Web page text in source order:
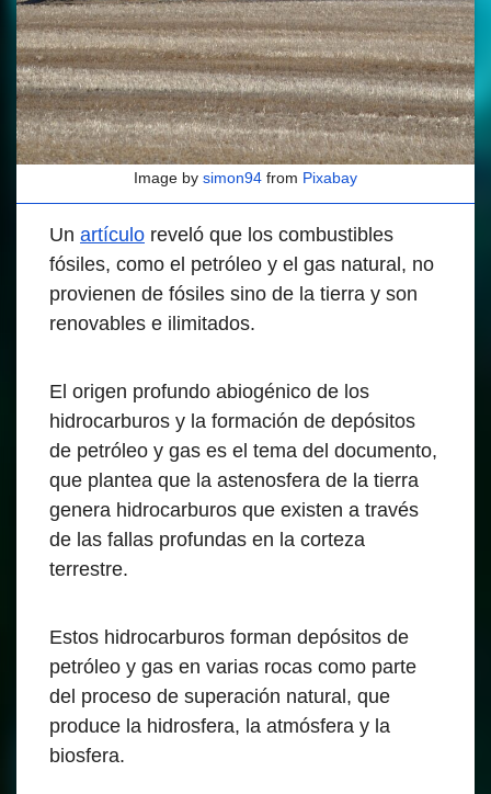
Image by simon94 from Pixabay
Un artículo reveló que los combustibles
fósiles, como el petróleo y el gas natural, no
provienen de fósiles sino de la tierra y son
renovables e ilimitados.
El origen profundo abiogénico de los
hidrocarburos y la formación de depósitos
de petróleo y gas es el tema del documento,
que plantea que la astenosfera de la tierra
genera hidrocarburos que existen a través
de las fallas profundas en la corteza
terrestre.
Estos hidrocarburos forman depósitos de
petróleo y gas en varias rocas como parte
del proceso de superación natural, que
produce la hidrosfera, la atmósfera y la
biosfera.